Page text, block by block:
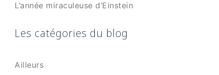
L’année miraculeuse d’Einstein
Les catégories du blog
Ailleurs